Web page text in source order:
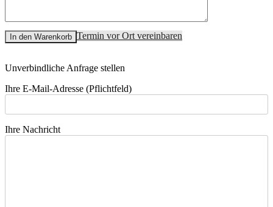
In den Warenkorb Termin vor Ort vereinbaren
Unverbindliche Anfrage stellen
Ihre E-Mail-Adresse (Pflichtfeld)
Ihre Nachricht